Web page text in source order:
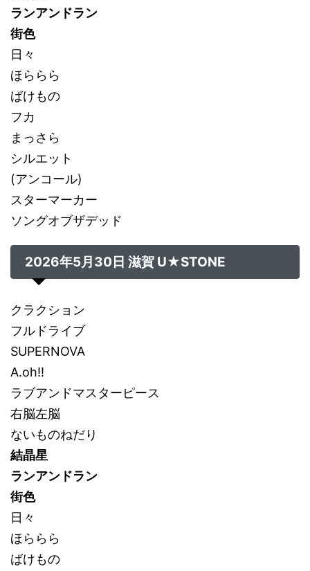
ランアンドラン
街色
日々
ほららら
ばけもの
フカ
まっさら
シルエット
(アンコール)
スターマーカー
ソングオブザデッド
2026年5月30日 滋賀 U★STONE
クラクション
フルドライブ
SUPERNOVA
A.oh!!
ラブアンドマスターピース
右脳左脳
ないものねだり
結晶星
ランアンドラン
街色
日々
ほららら
ばけもの